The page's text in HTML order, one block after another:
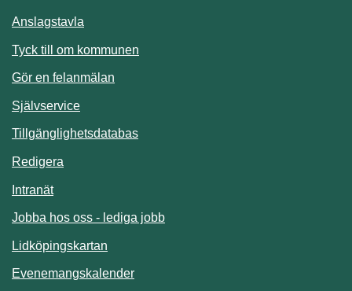
Anslagstavla
Tyck till om kommunen
Gör en felanmälan
SjälvserviceLänk till annan webbplats.
TillgänglighetsdatabasLänk till annan webbplats.
Redigera
IntranätLänk till annan webbplats.
Jobba hos oss - lediga jobb
Lidköpingskartan
EvenemangskalenderLänk till annan webbplats.